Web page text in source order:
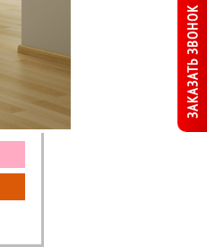
ЗАКАЗАТЬ ЗВОНОК